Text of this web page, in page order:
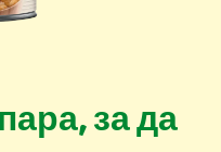
за да